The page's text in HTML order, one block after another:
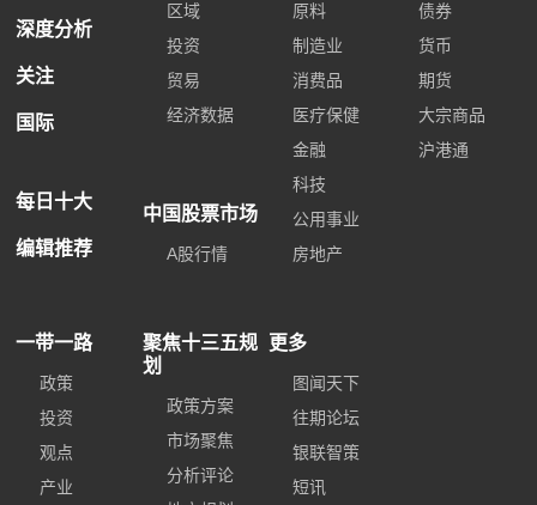
深度分析
关注
国际
每日十大
编辑推荐
区域
投资
贸易
经济数据
中国股票市场
A股行情
原料
制造业
消费品
医疗保健
金融
科技
公用事业
房地产
债券
货币
期货
大宗商品
沪港通
一带一路
政策
投资
观点
产业
聚焦十三五规
划
政策方案
市场聚焦
分析评论
更多
图闻天下
往期论坛
银联智策
短讯